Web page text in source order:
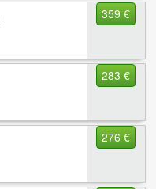
359 €
283 €
276 €